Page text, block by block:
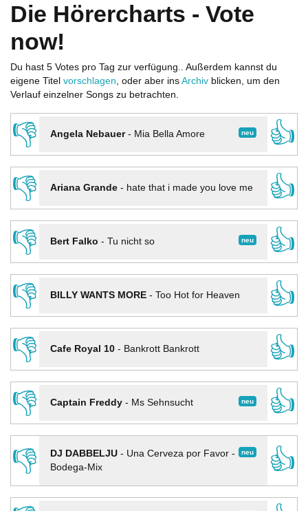
Die Hörercharts - Vote
now!
Du hast 5 Votes pro Tag zur verfügung.. Außerdem kannst du
eigene Titel vorschlagen, oder aber ins Archiv blicken, um den
Verlauf einzelner Songs zu betrachten.
👎 neu
Angela Nebauer- Mia Bella Amore
👍
👎
Ariana Grande- hate that i made you love me
👍
👎
neu
Bert Falko - Tu nicht so
👍
👎
BILLY WANTS MORE- Too Hot for Heaven
👍
👎
Cafe Royal 10- Bankrott Bankrott
👍
👎
neu
Captain Freddy- Ms Sehnsucht
👍
👎
neu
DJ DABBELJU- Una Cerveza por Favor -
Bodega-Mix
👍